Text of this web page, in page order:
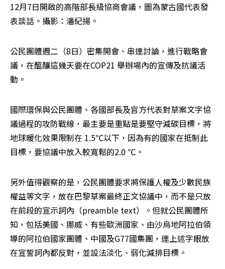
12月7日開啟的高階部長級協商會議，圖為蒙古國代表發
表談話。攝影：潘紀揚。
公民團體週二（8日）密集開會、串連討論，進行戰略會
議，在醞釀這幾天要在COP21 舉辦場內的宣傳及抗議活
動。
國際環保與公民團體、各國部長及官方代表對草案文字協
議過程的攻防戰線，最主要是重點是要堅守減碳目標，將
地球暖化效果限制在 1.5℃以下，因為有的國家在抵制此
目標，要協議中放入較寬鬆的2.0 ℃。
另外值得觀察的是，公民團體要求將保護人權及少數民族
權益等文字，放在巴黎草案最終正文協議中，而不是只放
在前段的宣示詞內（preamble text）。但就公民團體所
知，包括美國、挪威、有些歐洲國家、由沙烏地阿拉伯領
導的阿拉伯國家團體、中國及G77國集團，連上述字眼放
在宣誓詞內都反對，並設法淡化、弱化減排目標。